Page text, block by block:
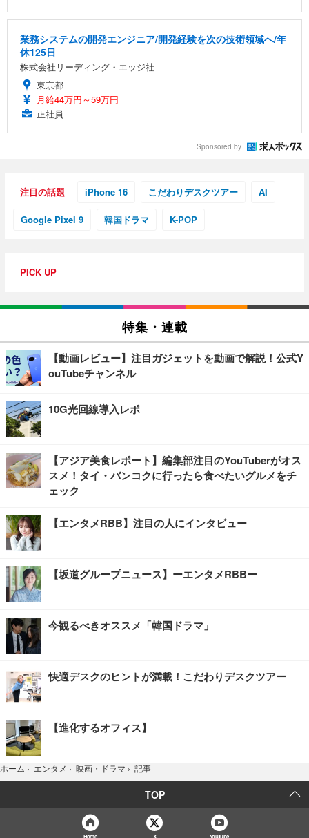
業務システムの開発エンジニア/開発経験を次の技術領域へ/年
休125日
株式会社リーディング・エッジ社
東京都
月給44万円～59万円
正社員
Sponsored by
注目の話題 iPhone 16 こだわりデスクツアー AI
Google Pixel 9 韓国ドラマ K-POP
PICK UP
特集・連載
【動画レビュー】注目ガジェットを動画で解説！公式Y
ouTubeチャンネル
10G光回線導入レポ
【アジア美食レポート】編集部注目のYouTuberがオス
スメ！タイ・バンコクに行ったら食べたいグルメをチ
ェック
【エンタメRBB】注目の人にインタビュー
【坂道グループニュース】ーエンタメRBBー
今観るべきオススメ「韓国ドラマ」
快適デスクのヒントが満載！こだわりデスクツアー
【進化するオフィス】
ホーム › エンタメ › 映画・ドラマ › 記事
TOP
Home X YouTube